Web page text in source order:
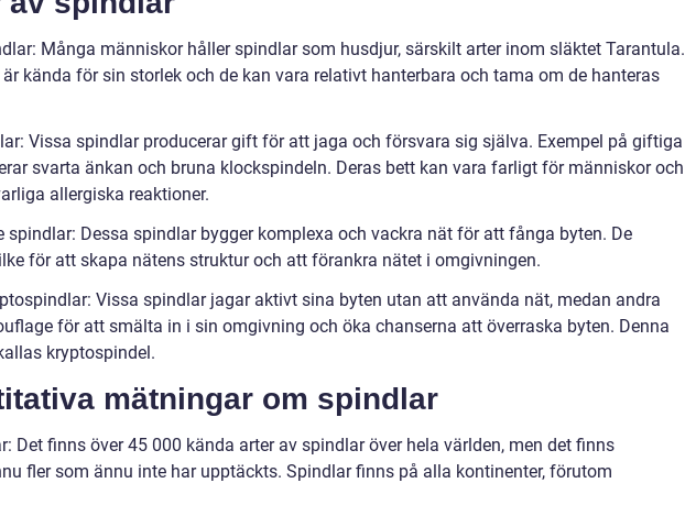
Många människor håller spindlar som husdjur, särskilt arter inom släktet Tarantula.
kända för sin storlek och de kan vara relativt hanterbara och tama om de hanteras
Vissa spindlar producerar gift för att jaga och försvara sig själva. Exempel på giftiga
svarta änkan och bruna klockspindeln. Deras bett kan vara farligt för människor och
allergiska reaktioner.
spindlar: Dessa spindlar bygger komplexa och vackra nät för att fånga byten. De
för att skapa nätens struktur och att förankra nätet i omgivningen.
Vissa spindlar jagar aktivt sina byten utan att använda nät, medan andra
för att smälta in i sin omgivning och öka chanserna att överraska byten. Denna
kryptospindel.
mätningar om spindlar
Det finns över 45 000 kända arter av spindlar över hela världen, men det finns
fler som ännu inte har upptäckts. Spindlar finns på alla kontinenter, förutom